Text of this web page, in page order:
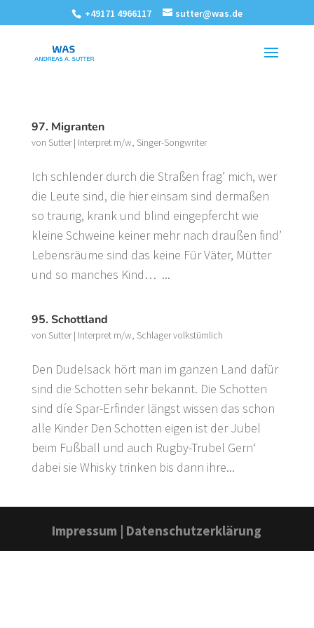
+49171 4966117 sutter@was.de
97. Migranten
von Sutter| Interpret m/w, Singer-Songwriter
Ich schlender durch die Straßen frag’ mich, wer
die Leute sind, die hier einsam sind dermaßen
so traurig, krank und blind eingepfercht wie
kleine Schweine keiner mehr nach draußen find’
Lebensräume sind das keine Für Väter, Mütter
und so manches Kind… ...
95. Schottland
von Sutter| Interpret m/w, Schlager volkstümlich
Den Dudelsack hört man im ganzen Land dafür
sind die Schotten sehr bekannt. Die Schotten
sind díe Spar-Erfinder längst wissen das schon
alle Kinder Den Schotten eigen ist der Jubel
beim Fußball und auch Rugby-Trubel Gern‘
dabei sie Whisky trinken bis dann ihre...
Impressum | Datenschutzerklärung